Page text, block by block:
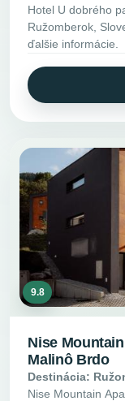
Hotel U dobrého
Ružomberok,
ďalšie informácie.
9.8
Nise
Malinô Brdo
Destinácia:
Nise Mountain